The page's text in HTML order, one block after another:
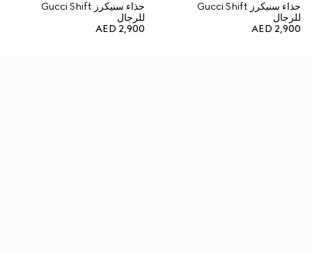
حذاء سنيكرز Gucci Shift
للرجال
AED 2,900
حذاء سنيكرز Gucci Shift
للرجال
AED 2,900